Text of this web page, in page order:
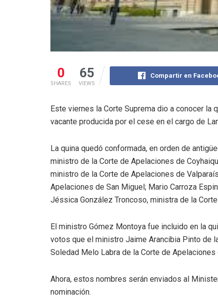
0
SHARES
65
VIEWS
Compartir en
Este viernes la Corte Suprema dio a conocer la
vacante producida por el cese en el cargo de
La quina quedó conformada, en orden de
ministro de la Corte de Apelaciones de
ministro de la Corte de Apelaciones de
Apelaciones de San Miguel; Mario Carroza
Jéssica González Troncoso, ministra de la
El ministro Gómez Montoya fue incluido en la
votos que el ministro Jaime Arancibia Pinto de
Soledad Melo Labra de la Corte de Apelaciones
Ahora, estos nombres serán enviados al
nominación.